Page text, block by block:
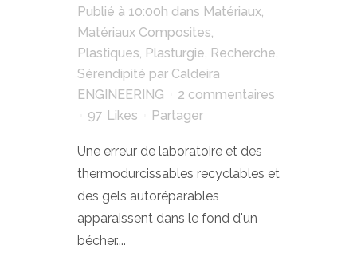
Publié à 10:00h dans Matériaux,
Matériaux Composites,
Plastiques, Plasturgie, Recherche,
Sérendipité par Caldeira
ENGINEERING
2 commentaires
97 Likes Partager
Une erreur de laboratoire et des
thermodurcissables recyclables et
des gels autoréparables
apparaissent dans le fond d'un
bécher....